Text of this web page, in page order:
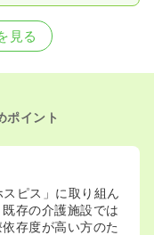
見る
ポイント
ピス」に取り組ん
存の介護施設では
存度が高い方のた